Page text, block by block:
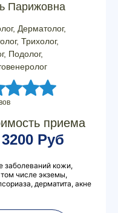
Парижовна
Дерматолог,
Трихолог,
Подолог,
приема
3200 Руб
заболеваний кожи,
числе экземы,
дерматита, акне